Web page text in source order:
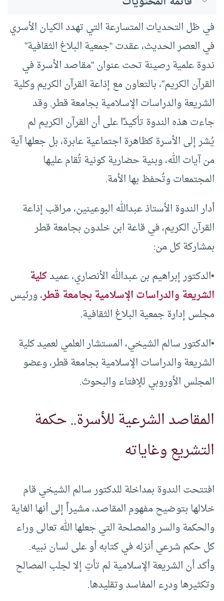
في ظل التحديات المتسارعة التي تهدد الكيان الأسري
في العصر الحديث، عقدت “جمعية البلاغ الثقافية”
ندوة علمية رصينة تحت عنوان “مقاصد الأسرة في
القرآن الكريم”، بالتعاون مع إذاعة القرآن الكريم وكلية
الشريعة والدراسات الإسلامية بجامعة قطر. وقد
جاءت هذه الندوة تأكيدًا على أن القرآن الكريم لم
يُشر إلى الأسرة كظاهرة اجتماعية عابرة، بل جعلها آية
من آيات الله، وبنية حضارية كونية تُقام عليها
المجتمعات وتُحفظ بها الأمة.
أدار الندوة الأستاذ عبدالله البوعينين، مراقب إذاعة
القرآن الكريم، في قاعة ابن خلدون بجامعة قطر
بمشاركة كل من:
•الدكتور إبراهيم بن عبدالله الأنصاري، عميدكلية
الشريعة والدراسات الإسلامية بجامعة قطر، ورئيس
مجلس إدارة جمعية البلاغ الثقافية.
•الدكتور سالم الشيخي، المستشار العلمي لعميد كلية
الشريعة والدراسات الإسلامية بجامعة قطر، وعضو
المجلس الأوروبي للإفتاء والبحوث.
المقاصد الشرعية للأسرة.. حكمة
التشريع وغاياته
افتتحت الندوة بمداخلة للدكتور سالم الشيخي قام
خلالها بتوضيح مفهوم المقاصد، مشيراً إلى أنها الغاية
والحكمة والسر والمصلحة التي جعلها الله تعالى وراء
كل حكم شرعي أنزله في كتابه أو على لسان نبيه.
وأكد أن الشريعة الإسلامية لم تأتِ إلا لجلب المصالح
وتكثيرها ودرء المفاسد وتقليدها.